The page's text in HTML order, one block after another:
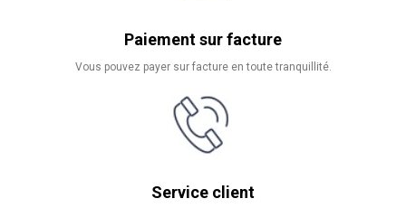
Paiement sur facture
Vous pouvez payer sur facture en toute tranquillité.
Service client